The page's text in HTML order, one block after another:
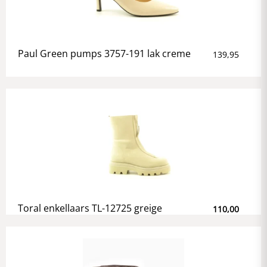
Paul Green pumps 3757-191 lak creme 139,95
Toral enkellaars TL-12725 greige 110,00